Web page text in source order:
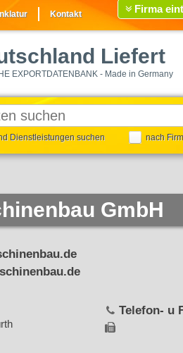
Kontakt Firma
Liefert
EXPORTDATENBANK - Made in Germany
Dienstleistungen suchen nach
GmbH
Telefon- u